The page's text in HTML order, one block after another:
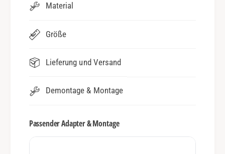
Material
Größe
Lieferung und Versand
Demontage & Montage
Passender Adapter & Montage